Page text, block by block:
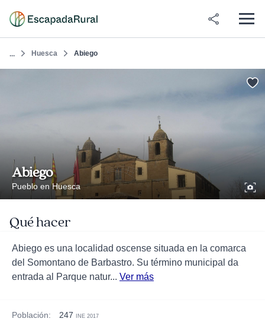
... Huesca Abiego
Abiego
Pueblo en Huesca
Qué hacer
Abiego es una localidad oscense situada en la comarca
del Somontano de Barbastro. Su término municipal da
entrada al Parque natur... Ver más
Población: 247 INE 2017